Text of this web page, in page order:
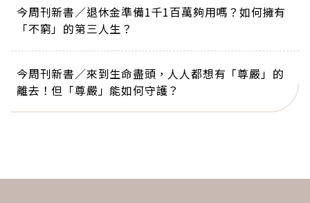
今周刊新書／退休金準備1千1百萬夠用嗎？如何擁有
「不窮」的第三人生？
今周刊新書／來到生命盡頭，人人都想有「尊嚴」的
離去！但「尊嚴」能如何守護？